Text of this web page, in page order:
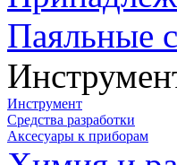
Паяльные
Инструмент
Средства разработки
Аксесуары к приборам